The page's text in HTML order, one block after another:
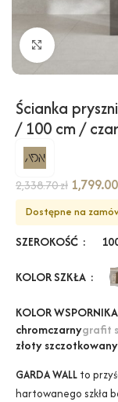
Kliknij, aby
Ścianka
/ 100 cm /
2,338.70zł 1,799.00
Dostępne na
SZEROKOŚĆ
KOLOR SZKŁA
KOLOR
chromczarnygrafit
złoty szczotkowany
GARDA WALL to
hartowanego szkła